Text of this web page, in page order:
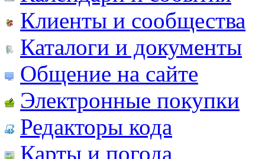
Клиенты и сообщества
Каталоги и документы
Общение на сайте
Электронные покупки
Редакторы кода
Карты и погода